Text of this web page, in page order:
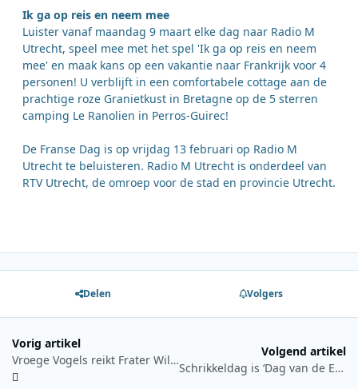
Ik ga op reis en neem mee
Luister vanaf maandag 9 maart elke dag naar Radio M
Utrecht, speel mee met het spel 'Ik ga op reis en neem
mee' en maak kans op een vakantie naar Frankrijk voor 4
personen! U verblijft in een comfortabele cottage aan de
prachtige roze Granietkust in Bretagne op de 5 sterren
camping Le Ranolien in Perros-Guirec!
De Franse Dag is op vrijdag 13 februari op Radio M
Utrecht te beluisteren. Radio M Utrecht is onderdeel van
RTV Utrecht, de omroep voor de stad en provincie Utrecht.
Delen Volgers
Vorig artikel
Vroege Vogels reikt Frater Willibrordus prijs 2020 uit
Volgend artikel
Schrikkeldag is ‘Dag van de Eendagsvlieg’ bij Radio 10